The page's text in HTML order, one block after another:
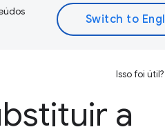
Isso foi útil?
a